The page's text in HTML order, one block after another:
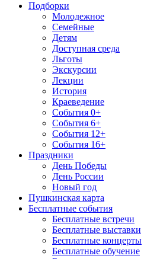
Подборки
Молодежное
Семейные
Детям
Доступная среда
Льготы
Экскурсии
Лекции
История
Краеведение
События 0+
События 6+
События 12+
События 16+
Праздники
День Победы
День России
Новый год
Пушкинская карта
Бесплатные события
Бесплатные встречи
Бесплатные выставки
Бесплатные концерты
Бесплатные обучение